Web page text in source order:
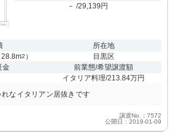
－ /29,139円
28.8m2 ）
所在地
目黒区
金
前業態/希望譲渡額
イタリア料理/213.84万円
なイタリアン居抜きです
譲渡No.：7572
公開日：2019-01-09